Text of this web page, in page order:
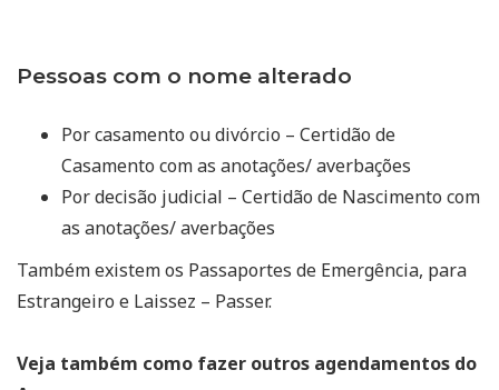
Pessoas com o nome alterado
Por casamento ou divórcio – Certidão de
Casamento com as anotações/ averbações
Por decisão judicial – Certidão de Nascimento com
as anotações/ averbações
Também existem os Passaportes de Emergência, para
Estrangeiro e Laissez – Passer.
Veja também como fazer outros agendamentos do